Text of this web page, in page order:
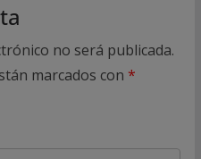
no será publicada.
marcados con *